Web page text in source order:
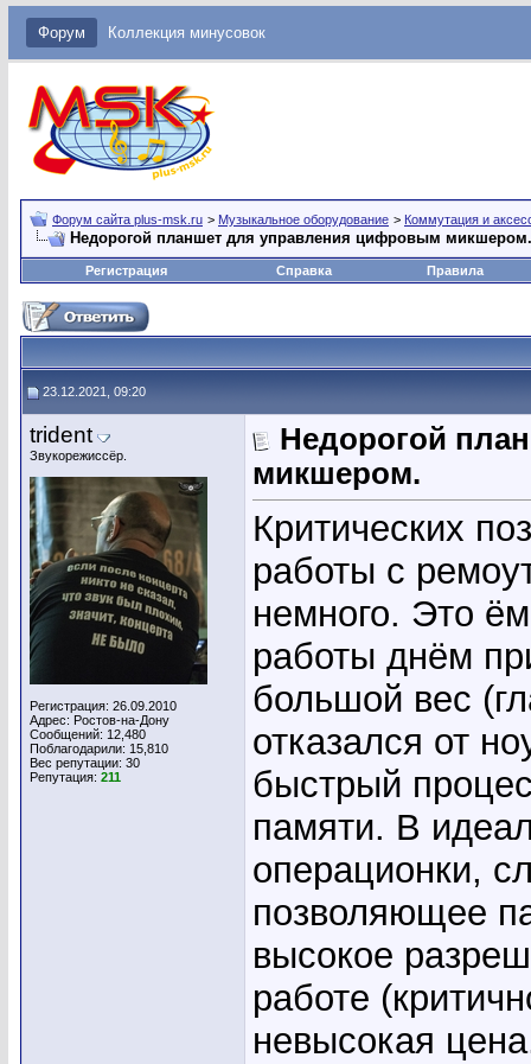
Форум Коллекция минусовок
Форум сайта plus-msk.ru > Музыкальное оборудование > Коммутация и
Недорогой планшет для управления цифровым микшером.
Регистрация Справка Правила
23.12.2021, 09:20
trident
Звукорежиссёр.
Регистрация: 26.09.2010
Адрес: Ростов-на-Дону
Сообщений: 12,480
Поблагодарили: 15,810
Вес репутации: 30
Репутация: 211
Недорогой
микшером.
Критических
работы с
немного. Это
работы днём
большой вес
отказался от
быстрый
памяти. В
операционки,
позволяющее
высокое
работе
невысокая